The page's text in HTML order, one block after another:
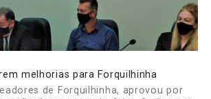
melhorias para Forquilhinha
de Forquilhinha, aprovou por